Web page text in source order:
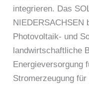
integrieren. Das
NIEDERSACHSEN
Photovoltaik- und
landwirtschaftliche
Energieversorgung
Stromerzeugung